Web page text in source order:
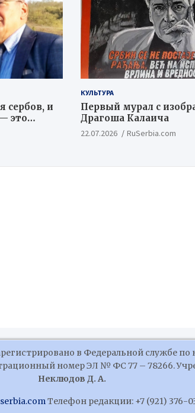
сербов, и
это
КУЛЬТУРА
Первый мурал с
Драгоша Калаича
22.07.2026 RuSerbia.com
в Федеральной службе
номер ЭЛ № ФС 77 – 78266.
Неклюдов Д. А.
Телефон редакции: +7 (921) 376-